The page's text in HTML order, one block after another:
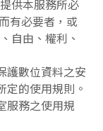
供本服務所必
有必要者，或
自由、權利、
護數位資料之安
定的使用規則。
服務之使用規